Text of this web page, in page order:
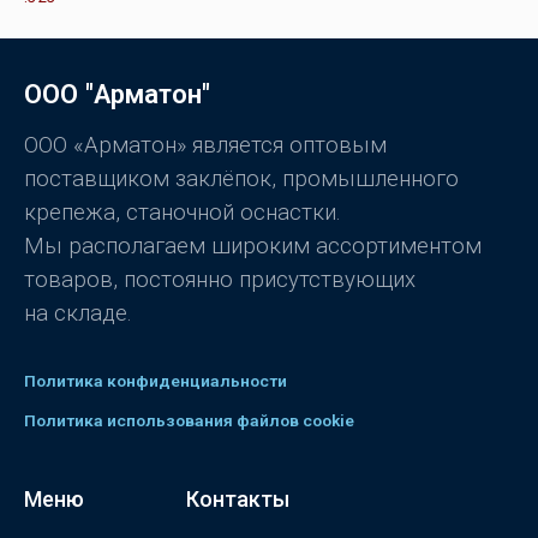
и
з
ООО "Арматон"
ООО «Арматон» является оптовым
поставщиком заклёпок, промышленного
крепежа, станочной оснастки.
Мы располагаем широким ассортиментом
товаров, постоянно присутствующих
на складе.
Политика конфиденциальности
Политика использования файлов cookie
Меню Контакты